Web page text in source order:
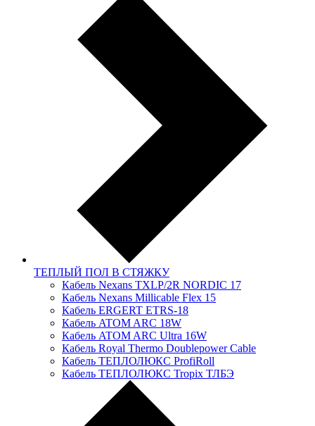
ТЕПЛЫЙ ПОЛ В СТЯЖКУ
Кабель Nexans TXLP/2R NORDIC 17
Кабель Nexans Millicable Flex 15
Кабель ERGERT ETRS-18
Кабель ATOM ARC 18W
Кабель ATOM ARC Ultra 16W
Кабель Royal Thermo Doublepower Cable
Кабель ТЕПЛОЛЮКС ProfiRoll
Кабель ТЕПЛОЛЮКС Tropix ТЛБЭ